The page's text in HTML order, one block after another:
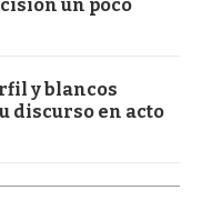
un poco
y blancos
discurso en acto